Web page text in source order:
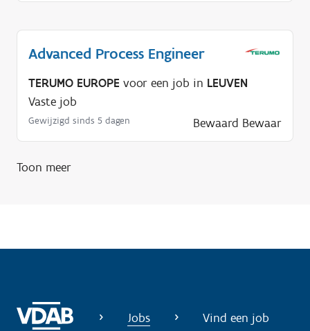
Advanced Process Engineer
TERUMO EUROPE voor een job in LEUVEN
Vaste job
Gewijzigd sinds 5 dagen Bewaard Bewaar
Toon meer
Jobs Vind een job